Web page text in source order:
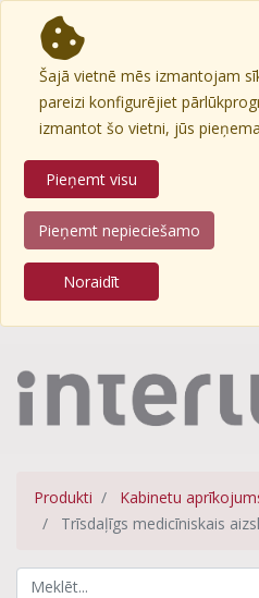
Šajā vietnē mēs izmantojam
pareizi konfigurējiet
izmantot šo vietni, jūs
Pieņemt visu
Pieņemt nepieciešamo
Noraidīt
Produkti
Kabinetu
Trīsdaļīgs medicīniskais